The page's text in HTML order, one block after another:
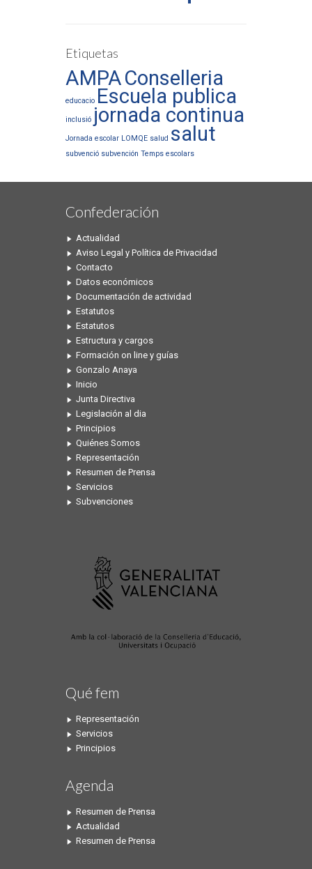
Etiquetas
AMPAConselleria
educacio Escuela publica
inclusió jornada continua
Jornada escolar LOMQE salud salut
subvenció subvención Temps escolars
Confederación
Actualidad
Aviso Legal y Política de Privacidad
Contacto
Datos económicos
Documentación de actividad
Estatutos
Estatutos
Estructura y cargos
Formación on line y guías
Gonzalo Anaya
Inicio
Junta Directiva
Legislación al dia
Principios
Quiénes Somos
Representación
Resumen de Prensa
Servicios
Subvenciones
Qué fem
Representación
Servicios
Principios
Agenda
Resumen de Prensa
Actualidad
Resumen de Prensa